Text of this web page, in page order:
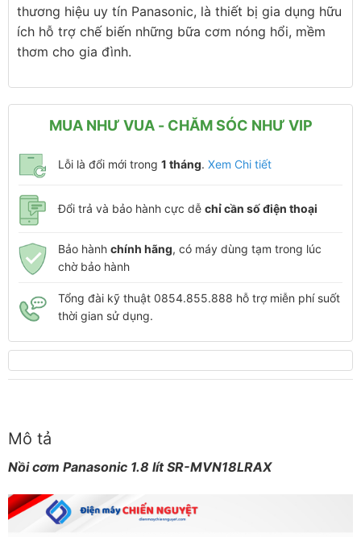
thương hiệu uy tín Panasonic, là thiết bị gia dụng hữu
ích hỗ trợ chế biến những bữa cơm nóng hổi, mềm
thơm cho gia đình.
MUA NHƯ VUA - CHĂM SÓC NHƯ VIP
Lỗi là đổi mới trong 1 tháng. Xem Chi tiết
Đổi trả và bảo hành cực dễ chỉ cần số điện thoại
Bảo hành chính hãng, có máy dùng tạm trong lúc
chờ bảo hành
Tổng đài kỹ thuật 0854.855.888 hỗ trợ miễn phí suốt
thời gian sử dụng.
Mô tả
Nồi cơm Panasonic 1.8 lít SR-MVN18LRAX